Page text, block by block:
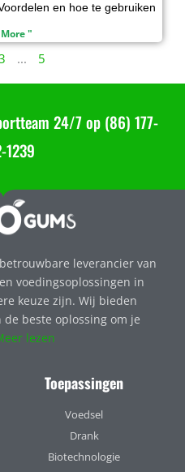
en hoe te gebruiken
"
... 5
24/7 op (86) 177-
1239
leverancier van
voedingsoplossingen in
keuze zijn. Wij bieden
beste oplossing om je
lezen
Toepassingen
Voedsel
Drank
Biotechnologie